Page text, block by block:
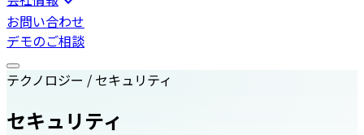
お問い合わせ
デモのご相談
テクノロジー / セキュリティ
セキュリティ